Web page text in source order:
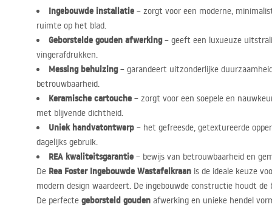
Ingebouwde installatie – zorgt voor een moderne,
ruimte op het blad.
Geborstelde gouden afwerking– geeft een luxueuze
vingerafdrukken.
Messing behuizing– garandeert uitzonderlijke
betrouwbaarheid.
Keramische cartouche – zorgt voor een soepele en
met blijvende dichtheid.
Uniek handvatontwerp – het gefreesde, getextureerde
dagelijks gebruik.
REA kwaliteitsgarantie – bewijs van betrouwbaarheid en
De Rea Foster Ingebouwde Wastafelkraan is de ideale keuze
modern design waardeert. De ingebouwde constructie houdt
De perfecte geborsteld gouden afwerking en unieke hendel